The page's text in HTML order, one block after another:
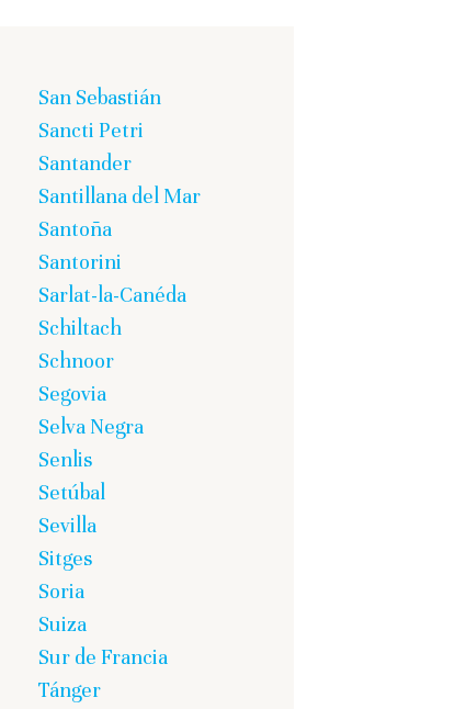
San Sebastián
Sancti Petri
Santander
Santillana del Mar
Santoña
Santorini
Sarlat-la-Canéda
Schiltach
Schnoor
Segovia
Selva Negra
Senlis
Setúbal
Sevilla
Sitges
Soria
Suiza
Sur de Francia
Tánger